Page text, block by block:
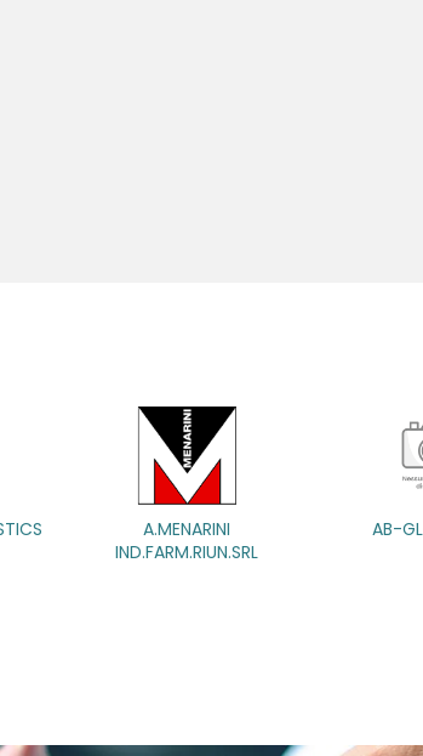
A.MENARINI
IND.FARM.RIUN.SRL